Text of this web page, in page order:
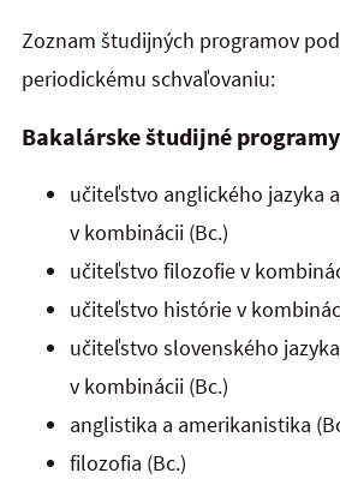
Zoznam študijných programov
periodickému schvaľovaniu:
Bakalárske študijné programy
učiteľstvo anglického jazyka
v kombinácii (Bc.)
učiteľstvo filozofie v
učiteľstvo histórie v
učiteľstvo slovenského
v kombinácii (Bc.)
anglistika a amerikanistika
filozofia (Bc.)